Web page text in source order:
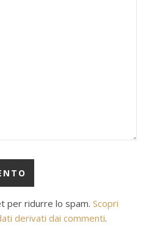
per ridurre lo spam. Scopri
derivati dai commenti.